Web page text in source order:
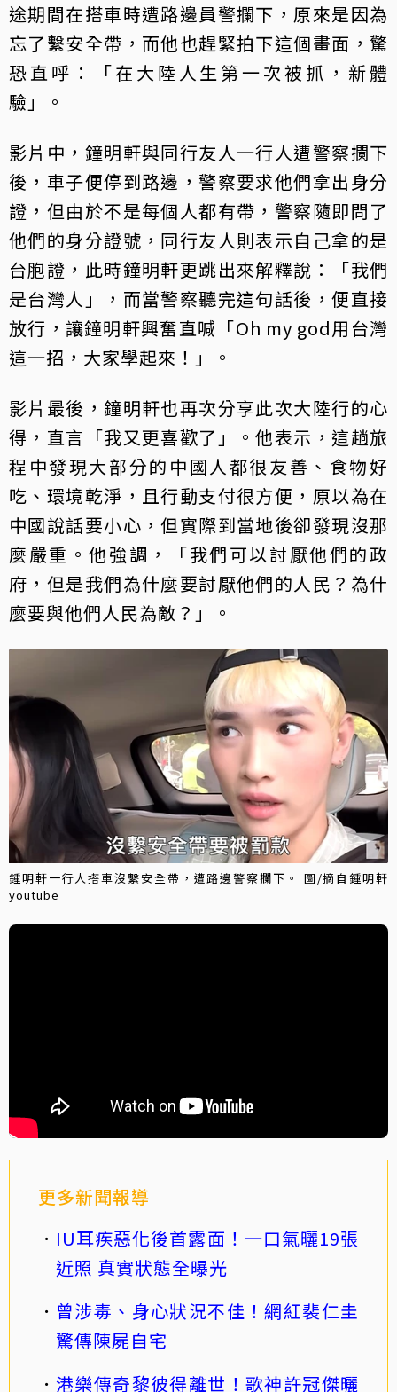
途期間在搭車時遭路邊員警攔下，原來是因為
忘了繫安全帶，而他也趕緊拍下這個畫面，驚
恐直呼：「在大陸人生第一次被抓，新體
驗」。
影片中，鐘明軒與同行友人一行人遭警察攔下
後，車子便停到路邊，警察要求他們拿出身分
證，但由於不是每個人都有帶，警察隨即問了
他們的身分證號，同行友人則表示自己拿的是
台胞證，此時鐘明軒更跳出來解釋說：「我們
是台灣人」，而當警察聽完這句話後，便直接
放行，讓鐘明軒興奮直喊「Oh my god用台灣
這一招，大家學起來！」。
影片最後，鐘明軒也再次分享此次大陸行的心
得，直言「我又更喜歡了」。他表示，這趟旅
程中發現大部分的中國人都很友善、食物好
吃、環境乾淨，且行動支付很方便，原以為在
中國說話要小心，但實際到當地後卻發現沒那
麼嚴重。他強調，「我們可以討厭他們的政
府，但是我們為什麼要討厭他們的人民？為什
麼要與他們人民為敵？」。
鍾明軒一行人搭車沒繫安全帶，遭路邊警察攔下。 圖/摘自鍾明軒
youtube
更多新聞報導
IU耳疾惡化後首露面！一口氣曬19張
近照 真實狀態全曝光
曾涉毒、身心狀況不佳！網紅裴仁圭
驚傳陳屍自宅
港樂傳奇黎彼得離世！歌神許冠傑曬